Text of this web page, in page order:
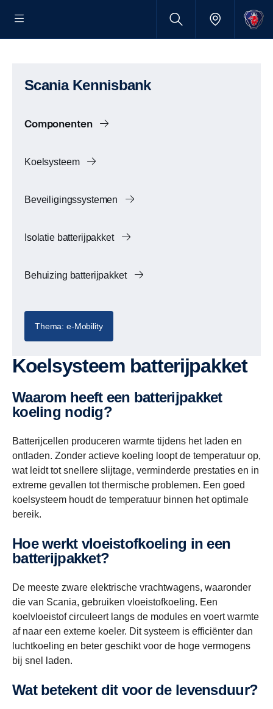
Scania Kennisbank
Componenten
Koelsysteem
Beveiligingssystemen
Isolatie batterijpakket
Behuizing batterijpakket
Thema: e-Mobility
Koelsysteem batterijpakket
Waarom heeft een batterijpakket
koeling nodig?
Batterijcellen produceren warmte tijdens het laden en
ontladen. Zonder actieve koeling loopt de temperatuur op,
wat leidt tot snellere slijtage, verminderde prestaties en in
extreme gevallen tot thermische problemen. Een goed
koelsysteem houdt de temperatuur binnen het optimale
bereik.
Hoe werkt vloeistofkoeling in een
batterijpakket?
De meeste zware elektrische vrachtwagens, waaronder
die van Scania, gebruiken vloeistofkoeling. Een
koelvloeistof circuleert langs de modules en voert warmte
af naar een externe koeler. Dit systeem is efficiënter dan
luchtkoeling en beter geschikt voor de hoge vermogens
bij snel laden.
Wat betekent dit voor de levensduur?